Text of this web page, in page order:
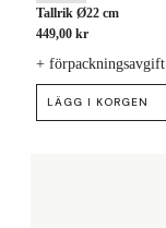
Tallrik Ø22 cm
449,00 kr
+ förpackningsavgift
LÄGG I KORGEN